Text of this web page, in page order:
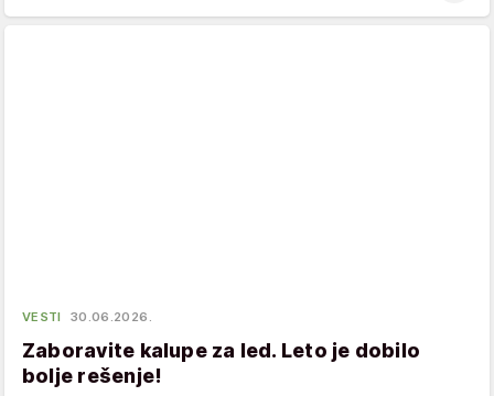
VESTI 30.06.2026.
Zaboravite kalupe za led. Leto je dobilo
bolje rešenje!